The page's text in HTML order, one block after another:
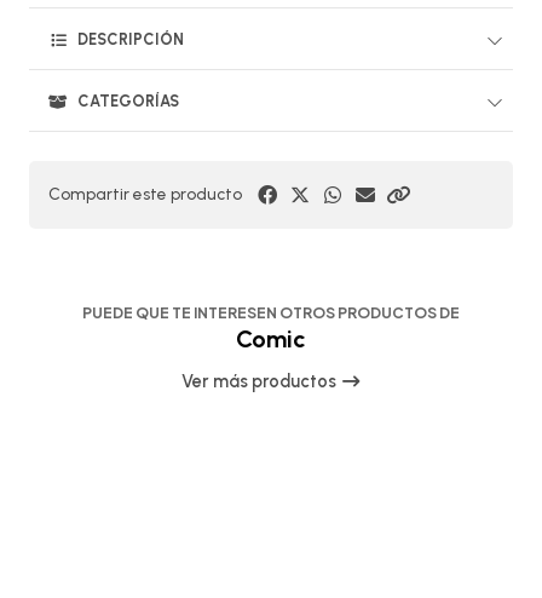
DESCRIPCIÓN
CATEGORÍAS
Compartir este producto
PUEDE QUE TE INTERESEN OTROS PRODUCTOS DE
Comic
Ver más productos